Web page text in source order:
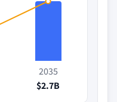
2035
$2.7B